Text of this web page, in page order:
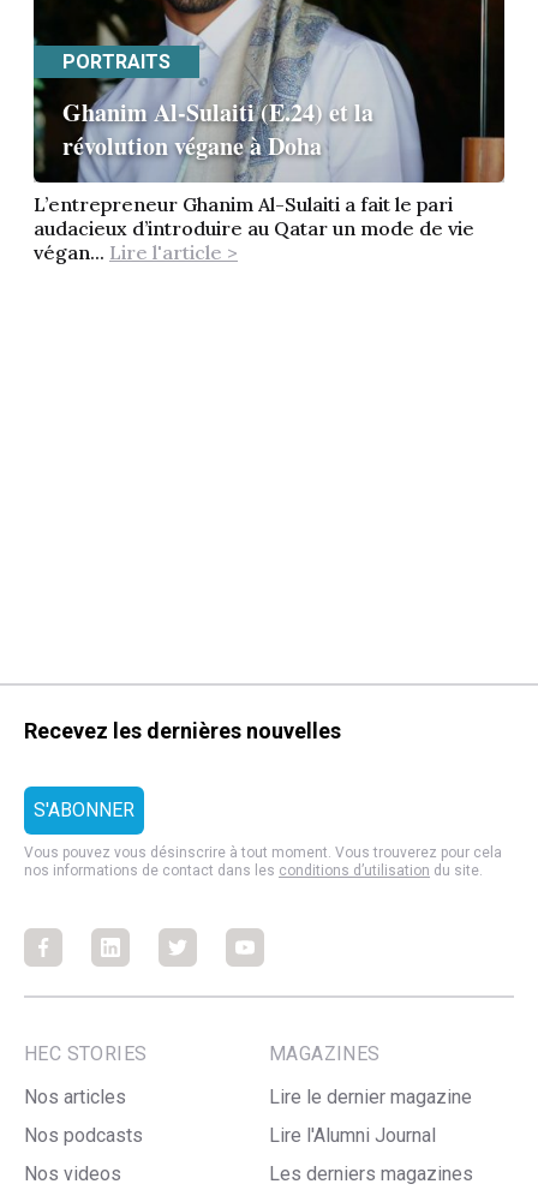
PORTRAITS
Ghanim Al-Sulaiti (E.24) et la
révolution végane à Doha
L’entrepreneur Ghanim Al-Sulaiti a fait le pari
audacieux d’introduire au Qatar un mode de vie
végan... Lire l'article >
Recevez les dernières nouvelles
Vous pouvez vous désinscrire à tout moment. Vous trouverez pour cela
nos informations de contact dans les conditions d’utilisation du site.
FacebookFacebookFacebookFacebook
HEC STORIES
Nos articles
Nos podcasts
Nos videos
MAGAZINES
Lire le dernier magazine
Lire l'Alumni Journal
Les derniers magazines